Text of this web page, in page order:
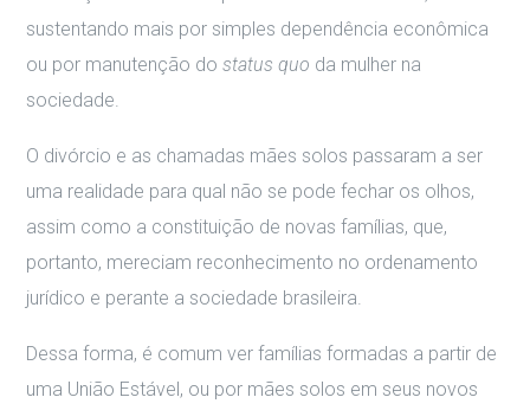
sustentando mais por simples dependência econômica
ou por manutenção dostatus quo da mulher na
sociedade.
O divórcio e as chamadas mães solos passaram a ser
uma realidade para qual não se pode fechar os olhos,
assim como a constituição de novas famílias, que,
portanto, mereciam reconhecimento no ordenamento
jurídico e perante a sociedade brasileira.
Dessa forma, é comum ver famílias formadas a partir de
uma União Estável, ou por mães solos em seus novos